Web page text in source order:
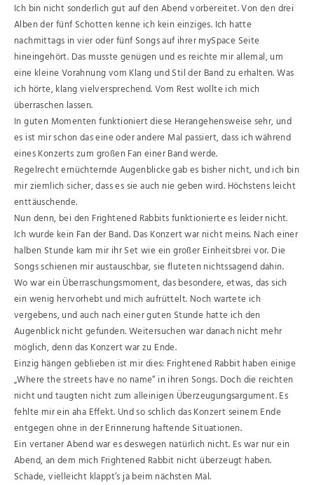
Ich bin nicht sonderlich gut auf den Abend vorbereitet. Von den drei
Alben der fünf Schotten kenne ich kein einziges. Ich hatte
nachmittags in vier oder fünf Songs auf ihrer mySpace Seite
hineingehört. Das musste genügen und es reichte mir allemal, um
eine kleine Vorahnung vom Klang und Stil der Band zu erhalten. Was
ich hörte, klang vielversprechend. Vom Rest wollte ich mich
überraschen lassen.
In guten Momenten funktioniert diese Herangehensweise sehr, und
es ist mir schon das eine oder andere Mal passiert, dass ich während
eines Konzerts zum großen Fan einer Band werde.
Regelrecht ernüchternde Augenblicke gab es bisher nicht, und ich bin
mir ziemlich sicher, dass es sie auch nie geben wird. Höchstens leicht
enttäuschende.
Nun denn, bei den Frightened Rabbits funktionierte es leider nicht.
Ich wurde kein Fan der Band. Das Konzert war nicht meins. Nach einer
halben Stunde kam mir ihr Set wie ein großer Einheitsbrei vor. Die
Songs schienen mir austauschbar, sie fluteten nichtssagend dahin.
Wo war ein Überraschungsmoment, das besondere, etwas, das sich
ein wenig hervorhebt und mich aufrüttelt. Noch wartete ich
vergebens, und auch nach einer guten Stunde hatte ich den
Augenblick nicht gefunden. Weitersuchen war danach nicht mehr
möglich, denn das Konzert war zu Ende.
Einzig hängen geblieben ist mir dies: Frightened Rabbit haben einige
„Where the streets have no name“ in ihren Songs. Doch die reichten
nicht und taugten nicht zum alleinigen Überzeugungsargument. Es
fehlte mir ein aha Effekt. Und so schlich das Konzert seinem Ende
entgegen ohne in der Erinnerung haftende Situationen.
Ein vertaner Abend war es deswegen natürlich nicht. Es war nur ein
Abend, an dem mich Frightened Rabbit nicht überzeugt haben.
Schade, vielleicht klappt’s ja beim nächsten Mal.